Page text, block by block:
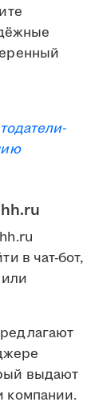
в чат-бот,
выдают
компании.